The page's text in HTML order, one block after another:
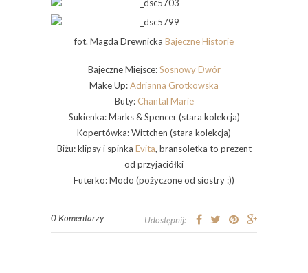
fot. Magda Drewnicka Bajeczne Historie
Bajeczne Miejsce:Sosnowy Dwór
Make Up:Adrianna Grotkowska
Buty: Chantal Marie
Sukienka: Marks & Spencer (stara kolekcja)
Kopertówka: Wittchen (stara kolekcja)
Biżu: klipsy i spinka Evita, bransoletka to prezent
od przyjaciółki
Futerko: Modo (pożyczone od siostry :))
0 Komentarzy Udostępnij: